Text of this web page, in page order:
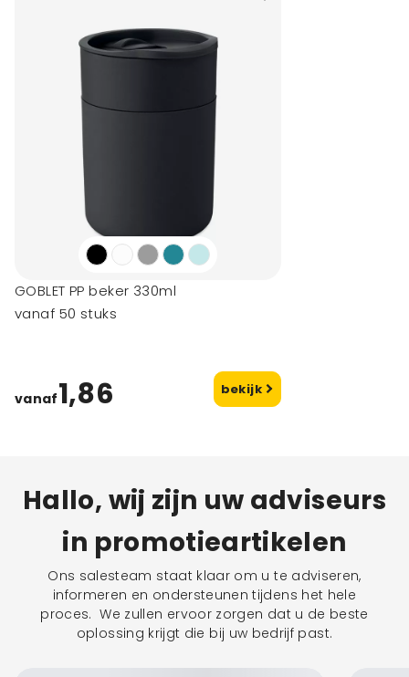
GOBLET PP beker 330ml
vanaf 50 stuks
vanaf1,86 bekijk
Hallo, wij zijn uw adviseurs
in promotieartikelen
Ons salesteam staat klaar om u te adviseren,
informeren en ondersteunen tijdens het hele
proces. We zullen ervoor zorgen dat u de beste
oplossing krijgt die bij uw bedrijf past.